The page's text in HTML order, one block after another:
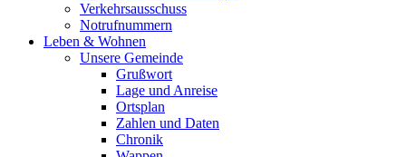
Verkehrsausschuss
Notrufnummern
Leben & Wohnen
Unsere Gemeinde
Grußwort
Lage und Anreise
Ortsplan
Zahlen und Daten
Chronik